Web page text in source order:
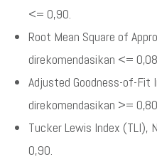
<= 0,90.
Root Mean Square of
direkomendasikan <=
Adjusted Goodness-of-Fit
direkomendasikan >=
Tucker Lewis Index (TLI),
0,90.